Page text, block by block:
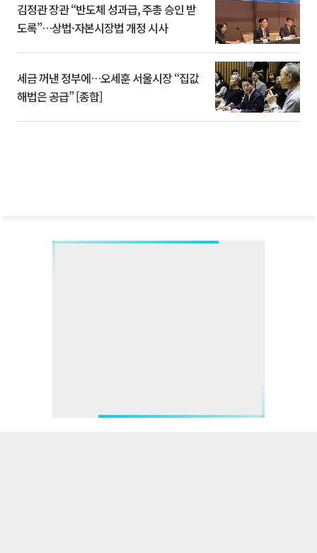
김정관 장관 “반도체 성과급, 주총 승인 받
도록”…상법·자본시장법 개정 시사
세금 꺼낸 정부에…오세훈 서울시장 “집값
해법은 공급” [종합]